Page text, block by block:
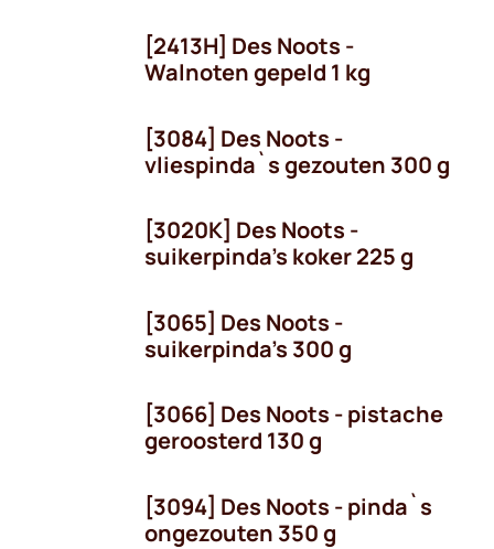
[2413H] Des Noots -
Walnoten gepeld 1 kg
[3084] Des Noots -
vliespinda`s gezouten 300 g
[3020K] Des Noots -
suikerpinda's koker 225 g
[3065] Des Noots -
suikerpinda's 300 g
[3066] Des Noots - pistache
geroosterd 130 g
[3094] Des Noots - pinda`s
ongezouten 350 g